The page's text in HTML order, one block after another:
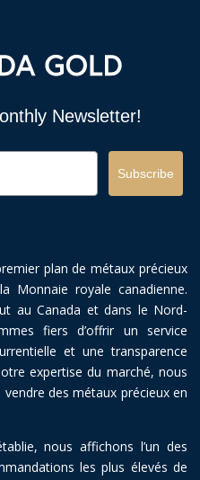
Newsletter!
Subscribe
plan de métaux précieux
Monnaie royale canadienne.
au Canada et dans le Nord-
fiers d’offrir un service
et une transparence
expertise du marché, nous
des métaux précieux en
nous affichons l’un des
les plus élevés de